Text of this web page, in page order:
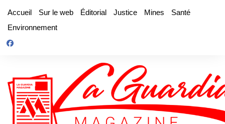
contenu
Accueil Sur le web Éditorial Justice Mines
Santé
Environnement